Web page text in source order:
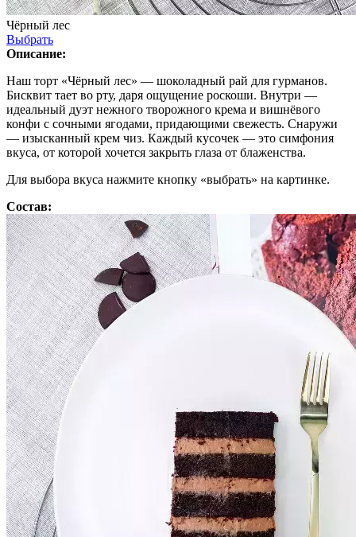
Чёрный лес
Выбрать
Описание:
Наш торт «Чёрный лес» — шоколадный рай для гурманов.
Бисквит тает во рту, даря ощущение роскоши. Внутри —
идеальный дуэт нежного творожного крема и вишнёвого
конфи с сочными ягодами, придающими свежесть. Снаружи
— изысканный крем чиз. Каждый кусочек — это симфония
вкуса, от которой хочется закрыть глаза от блаженства.
Для выбора вкуса нажмите кнопку «выбрать» на картинке.
Состав: